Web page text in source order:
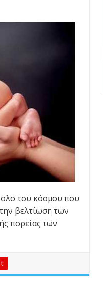
του κόσμου που
βελτίωση των
πορείας των